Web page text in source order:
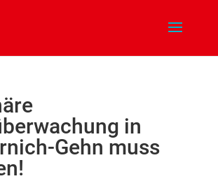
in
Gehn muss